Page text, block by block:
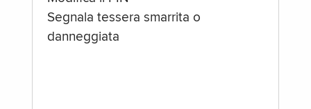
Segnala tessera smarrita o
danneggiata